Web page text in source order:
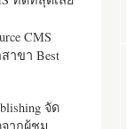
CMS
าขา Best
จัด